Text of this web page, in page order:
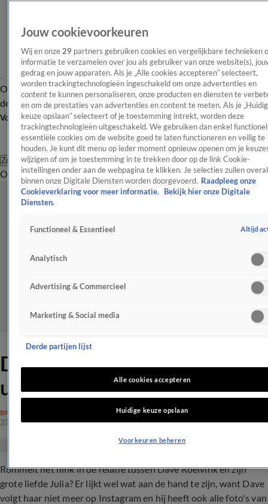
OverzichtAfleveringen Entertainment TV Algemeen
Tip
de redactieNieuwsbrief
Volg Shownieuws
Zoeken
OverzichtEntertainmentSpraakmakendRealityCrimeVideo's
Dave Roelvink en Julia zijn
uit elkaar
BN'ERS
27 okt 2019, 23:01
Rommelt het flink in de relatie tussen Dave Roelvink en zijn
grote liefde Julia? Er lijkt wel wat aan de hand te zijn, want Dave
volgt haar niet meer op Instagram en hij heeft ook alle foto's van
Jouw cookievoorkeuren
Wij en onze 29 partners gebruiken cookies en vergelijkbare technieken
informatie te verzamelen over jou als gebruiker van onze website(s),
gedrag en jouw apparaten. Als je „Alle cookies accepteren” selecteert,
worden trackingtechnologieën ingeschakeld om onze advertenties en
content te kunnen personaliseren, onze producten en diensten te
en om de prestaties van advertenties en content te meten. Als je
keuze opslaan” selecteert of je toestemming intrekt, worden deze
trackingtechnologieën uitgeschakeld. We gebruiken dan enkel
essentiële cookies om de website goed te laten functioneren en veilig te
houden. Je kunt dit menu op ieder moment opnieuw openen om je
wijzigen of om je toestemming in te trekken door op de link Cookie-
instellingen onder aan de webpagina te klikken. Je selecties zullen overal
binnen onze Digitale Diensten worden doorgevoerd. Raadpleeg onze
Cookieverklaring voor meer informatie.
Bekijk hier onze Digitale
Diensten.
Functioneel & Essentieel Altijd
Analytisch
Advertising & Commercieel
Marketing & Social media
Derde partijen lijst
Alle cookies accepteren
Huidige keuze opslaan
Voorkeuren beheren